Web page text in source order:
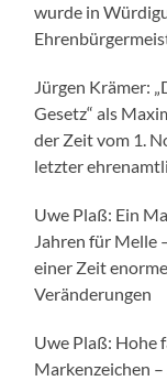
wurde in
Jürgen Krämer:
Gesetz“ als
der Zeit vom 1.
letzter
Uwe Plaß: Ein
Jahren für Melle
einer Zeit
Veränderungen
Uwe Plaß: Hohe
Markenzeichen